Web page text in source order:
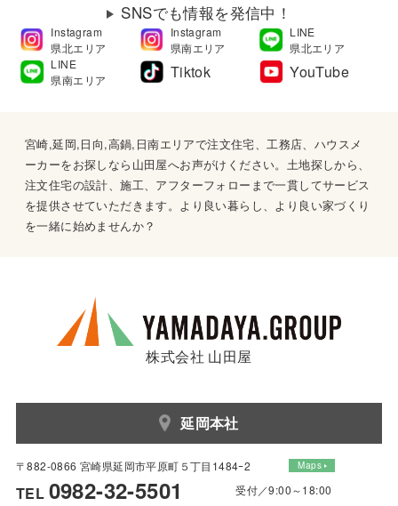
SNSでも情報を発信中！
Instagram
県北エリア
Instagram
県南エリア
LINE
県北エリア
LINE
県南エリア
Tiktok YouTube
宮崎,延岡,日向,高鍋,日南エリアで注文住宅、工務店、ハウスメ
ーカーをお探しなら山田屋へお声がけください。土地探しから、
注文住宅の設計、施工、アフターフォローまで一貫してサービス
を提供させていただきます。より良い暮らし、より良い家づくり
を一緒に始めませんか？
株式会社 山田屋
延岡本社
〒882-0866 宮崎県延岡市平原町５丁目1484ｰ2 Maps
TEL 0982-32-5501 受付／9:00～18:00